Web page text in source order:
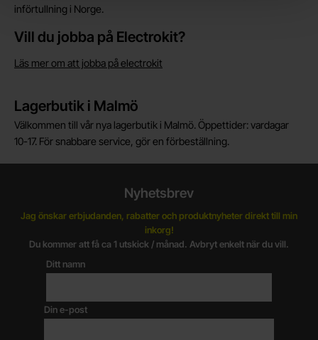
införtullning i Norge.
Vill du jobba på Electrokit?
Läs mer om att jobba på electrokit
Lagerbutik i Malmö
Välkommen till vår nya lagerbutik i Malmö. Öppettider: vardagar
10-17. För snabbare service, gör en förbeställning.
Nyhetsbrev
Jag önskar erbjudanden, rabatter och produktnyheter direkt till min
inkorg!
Du kommer att få ca 1 utskick / månad. Avbryt enkelt när du vill.
Ditt namn
Din e-post